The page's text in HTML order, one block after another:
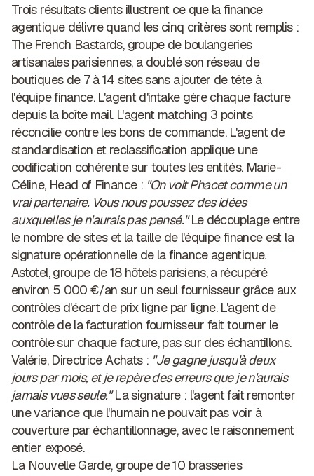
Trois résultats clients illustrent ce que la finance
agentique délivre quand les cinq critères sont remplis :
The French Bastards, groupe de boulangeries
artisanales parisiennes, a doublé son réseau de
boutiques de 7 à 14 sites sans ajouter de tête à
l'équipe finance. L'agent d'intake gère chaque facture
depuis la boîte mail. L'agent matching 3 points
réconcilie contre les bons de commande. L'agent de
standardisation et reclassification applique une
codification cohérente sur toutes les entités. Marie-
Céline, Head of Finance : "On voit Phacet comme un
vrai partenaire. Vous nous poussez des idées
auxquelles je n'aurais pas pensé."Le découplage entre
le nombre de sites et la taille de l'équipe finance est la
signature opérationnelle de la finance agentique.
Astotel, groupe de 18 hôtels parisiens, a récupéré
environ 5 000 €/an sur un seul fournisseur grâce aux
contrôles d'écart de prix ligne par ligne. L'agent de
contrôle de la facturation fournisseur fait tourner le
contrôle sur chaque facture, pas sur des échantillons.
Valérie, Directrice Achats : "Je gagne jusqu'à deux
jours par mois, et je repère des erreurs que je n'aurais
jamais vues seule."La signature : l'agent fait remonter
une variance que l'humain ne pouvait pas voir à
couverture par échantillonnage, avec le raisonnement
entier exposé.
La Nouvelle Garde, groupe de 10 brasseries